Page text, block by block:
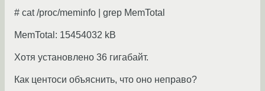
# cat /proc/meminfo | grep MemTotal
MemTotal: 15454032 kB
Хотя установлено 36 гигабайт.
Как центоси объяснить, что оно неправо?